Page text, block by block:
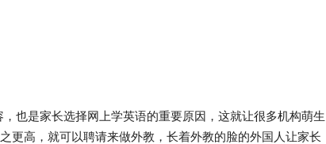
是家长选择网上学英语的重要原因，这就让很多机构萌生
更高，就可以聘请来做外教，长着外教的脸的外国人让家长